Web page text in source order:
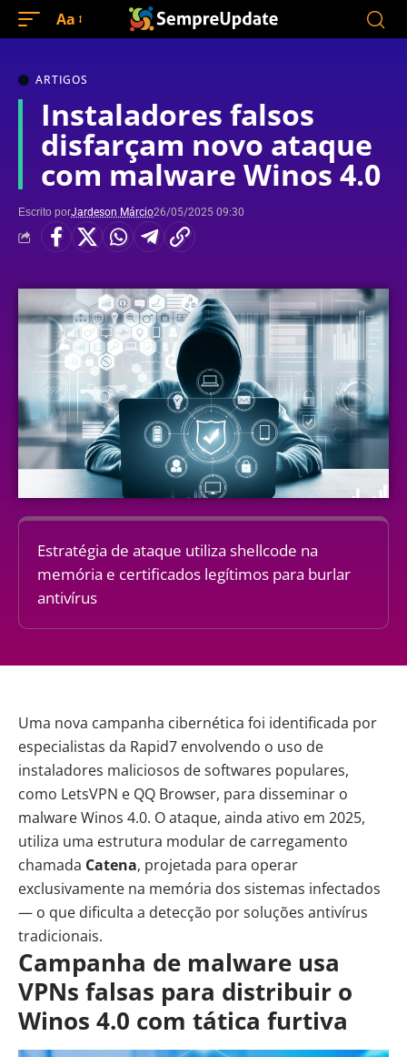
Aa
ARTIGOS
Instaladores falsos
disfarçam novo ataque
com malware Winos 4.0
Escrito porJardeson Márcio26/05/2025 09:30
Estratégia de ataque utiliza shellcode na
memória e certificados legítimos para burlar
antivírus
Uma nova campanha cibernética foi identificada por
especialistas da Rapid7 envolvendo o uso de
instaladores maliciosos de softwares populares,
como LetsVPN e QQ Browser, para disseminar o
malwareWinos 4.0. O ataque, ainda ativo em 2025,
utiliza uma estrutura modular de carregamento
chamada Catena, projetada para operar
exclusivamente na memória dos sistemas infectados
— o que dificulta a detecção por soluções antivírus
tradicionais.
Campanha de malware usa
VPNs falsas para distribuir o
Winos 4.0 com tática furtiva